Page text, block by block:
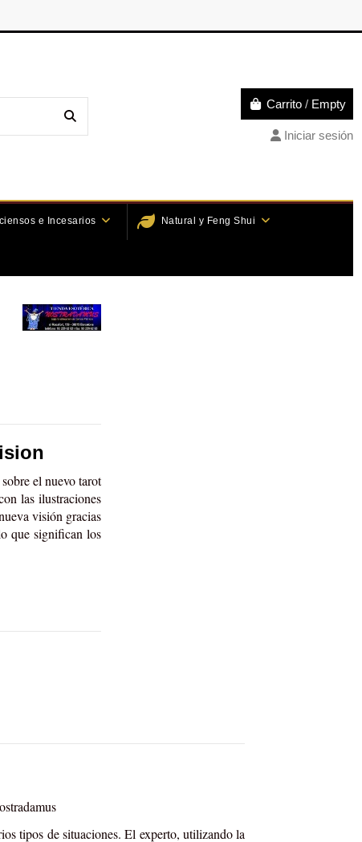
Carrito / Empty
Iniciar sesión
e Incesarios Natural y Feng Shui
el nuevo tarot
las ilustraciones
visión gracias
que significan los
tipos de situaciones. El experto, utilizando la